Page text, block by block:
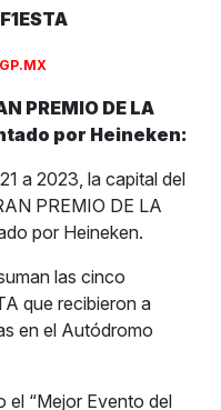
PREMIO DE LA
por Heineken:
a 2023, la capital del
PREMIO DE LA
por Heineken.
las cinco
que recibieron a
en el Autódromo
el “Mejor Evento del